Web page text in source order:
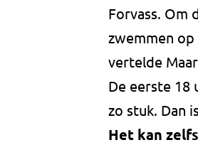
Forvass. Om
zwemmen
vertelde
De eerste 18
zo stuk. Dan
Het kan